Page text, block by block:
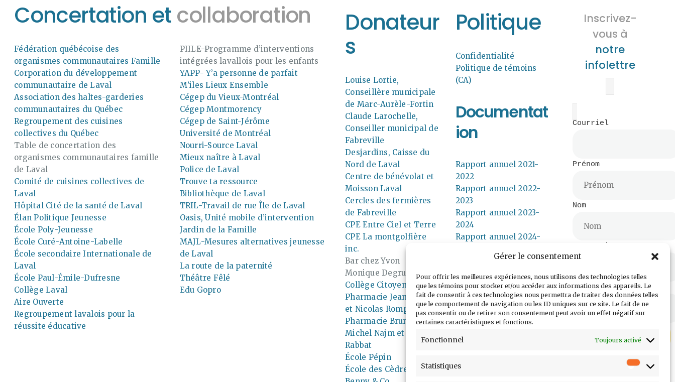
Gérer le consentement
Pour offrir les meilleures expériences, nous utilisons des technologies telles
que les témoins pour stocker et/ou accéder aux informations des appareils. Le
fait de consentir à ces technologies nous permettra de traiter des données telles
que le comportement de navigation ou les ID uniques sur ce site. Le fait de ne
pas consentir ou de retirer son consentement peut avoir un effet négatif sur
certaines caractéristiques et fonctions.
Fonctionnel Toujours activé
Statistiques
Concertation et collaboration
Fédération québécoise des
organismes communautaires Famille
Corporation du développement
communautaire de Laval
Association des haltes-garderies
communautaires du Québec
Regroupement des cuisines
collectives du Québec
Table de concertation des
organismes communautaires famille
de Laval
Comité de cuisines collectives de
Laval
Hôpital Cité de la santé de Laval
Élan Politique Jeunesse
École Poly-Jeunesse
École Curé-Antoine-Labelle
École secondaire Internationale de
Laval
École Paul-Émile-Dufresne
Collège Laval
Aire Ouverte
Regroupement lavalois pour la
réussite éducative
PIILE-Programme d’interventions
intégrées lavallois pour les enfants
YAPP- Y’a personne de parfait
M’iles Lieux Ensemble
Cégep du Vieux-Montréal
Cégep Montmorency
Cégep de Saint-Jérôme
Université de Montréal
Nourri-Source Laval
Mieux naître à Laval
Police de Laval
Trouve ta ressource
Bibliothèque de Laval
TRIL-Travail de rue Île de Laval
Oasis, Unité mobile d’intervention
Jardin de la Famille
MAJL-Mesures alternatives jeunesse
de Laval
La route de la paternité
Théâtre Fêlé
Edu Gopro
Donateur
s
Louise Lortie,
Conseillère municipale
de Marc-Aurèle-Fortin
Claude Larochelle,
Conseiller municipal de
Fabreville
Desjardins, Caisse du
Nord de Laval
Centre de bénévolat et
Moisson Laval
Cercles des fermières
de Fabreville
CPE Entre Ciel et Terre
CPE La montgolfière
inc.
Bar chez Yvon
Monique Degruchy
Collège Citoyen
Pharmacie Jean-Coutu
et Nicolas Rompré
Pharmacie Brunet,
Michel Najm et Marc
Rabbat
École Pépin
École des Cèdres
Politique
Confidentialité
Politique de témoins
(CA)
Documentat
ion
Rapport annuel 2021-
2022
Rapport annuel 2022-
2023
Rapport annuel 2023-
2024
Rapport annuel 2024-
Rapport annuel 2025-
2026
Inscrivez-
vous à
notre
infolettre
Courriel
Prénom
Nom
Poste